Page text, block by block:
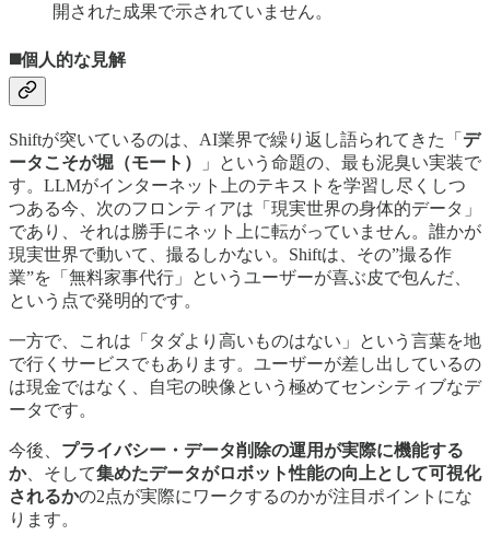
開された成果で示されていません。
◼️個人的な見解
Shiftが突いているのは、AI業界で繰り返し語られてきた「 デ
ータこそが堀（モート）
」という命題の、最も泥臭い実装で
す。LLMがインターネット上のテキストを学習し尽くしつ
つある今、次のフロンティアは「現実世界の身体的データ」
であり、それは勝手にネット上に転がっていません。誰かが
現実世界で動いて、撮るしかない。Shiftは、その”撮る作
業”を「無料家事代行」というユーザーが喜ぶ皮で包んだ、
という点で発明的です。
一方で、これは「タダより高いものはない」という言葉を地
で行くサービスでもあります。ユーザーが差し出しているの
は現金ではなく、自宅の映像という極めてセンシティブなデ
ータです。
今後、 プライバシー・データ削除の運用が実際に機能する
か、そして集めたデータがロボット性能の向上として可視化
されるかの2点が実際にワークするのかが注目ポイントにな
ります。